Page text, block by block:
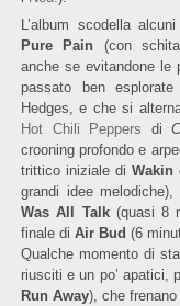
L’album scodella
Pure Pain (con
anche se evitandone le
passato ben
Hedges, e che si
Hot Chili Peppers di
crooning profondo e
trittico iniziale diWakin
grandi idee melodiche),
Was All Talk(quasi 8
finale di Air Bud (6
Qualche momento di
riusciti e un po’ apatici,
Run Away), che